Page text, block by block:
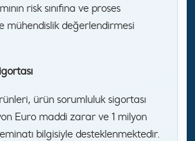
risk sınıfına ve proses
mühendislik değerlendirmesi
ürün sorumluluk sigortası
Euro maddi zarar ve 1 milyon
bilgisiyle desteklenmektedir.